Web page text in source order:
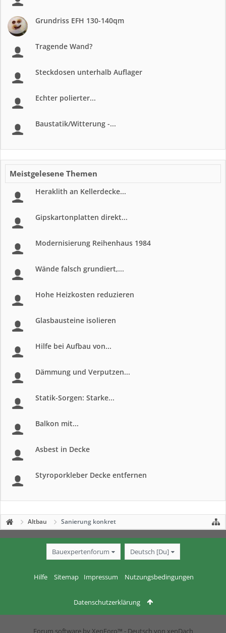
Grundriss EFH 130-140qm
Tragende Wand?
Steckdosen unterhalb Auflager
Echter polierter...
Baustatik/Witterung -...
Meistgelesene Themen
Heraklith an Kellerdecke...
Gipskartonplatten direkt...
Modernisierung Reihenhaus 1984
Wände falsch grundiert,...
Hohe Heizkosten reduzieren
Glasbausteine isolieren
Hilfe bei Aufbau von...
Dämmung und Verputzen...
Statik-Sorgen: Starke...
Balkon mit...
Asbest in Decke
Styroporkleber Decke entfernen
Altbau Sanierung konkret
Bauexpertenforum Deutsch [Du]
Hilfe Sitemap Impressum Nutzungsbedingungen
Datenschutzerklärung
Forum software by XenForo™ - Deutsch von xenDach